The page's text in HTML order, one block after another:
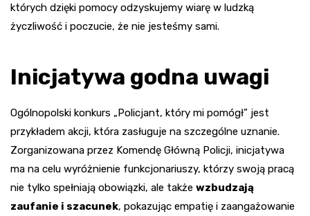
których dzięki pomocy odzyskujemy wiarę w ludzką
życzliwość i poczucie, że nie jesteśmy sami.
Inicjatywa godna uwagi
Ogólnopolski konkurs „Policjant, który mi pomógł” jest
przykładem akcji, która zasługuje na szczególne uznanie.
Zorganizowana przez Komendę Główną Policji, inicjatywa
ma na celu wyróżnienie funkcjonariuszy, którzy swoją pracą
nie tylko spełniają obowiązki, ale także wzbudzają
zaufanie i szacunek, pokazując empatię i zaangażowanie